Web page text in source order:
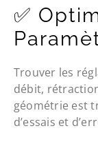
✅
Trouver les
débit,
géométrie est
d’essais et